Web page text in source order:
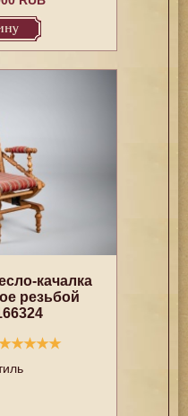
качалка
резьбой
★★★★★